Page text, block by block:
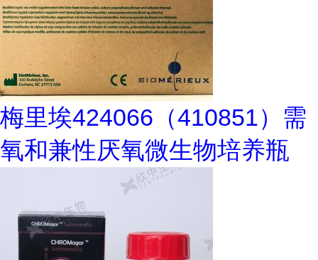
梅里埃424066（410851）需
氧和兼性厌氧微生物培养瓶